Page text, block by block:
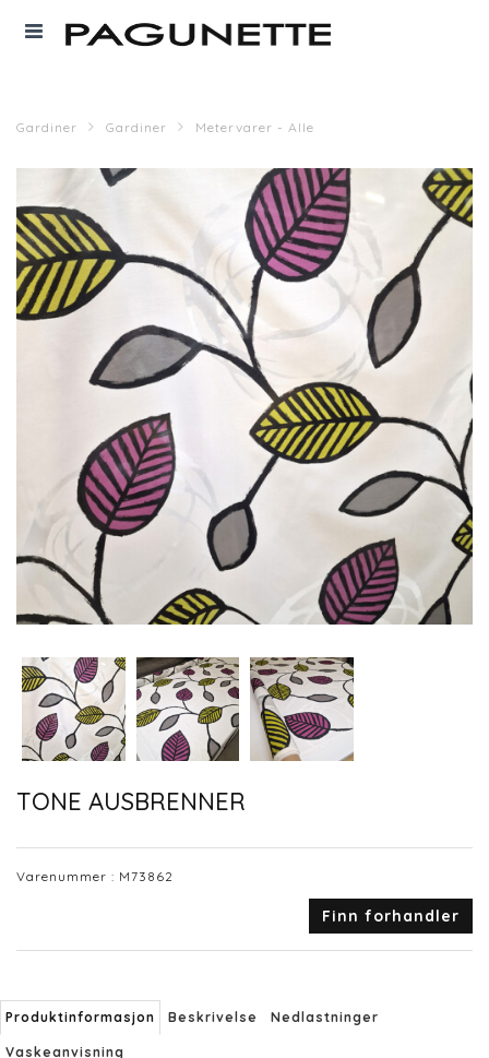
Gardiner Gardiner Metervarer - Alle
TONE AUSBRENNER
Varenummer : M73862
Finn forhandler
Produktinformasjon Beskrivelse Nedlastninger
Vaskeanvisning